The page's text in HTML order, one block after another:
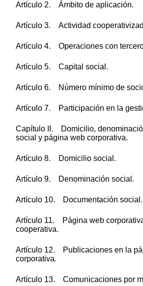
Artículo 2. Ámbito de aplicación.
Artículo 3. Actividad
Artículo 4. Operaciones con
Artículo 5. Capital social.
Artículo 6. Número mínimo de
Artículo 7. Participación en la
Capítulo II. Domicilio,
social y página web corporativa.
Artículo 8. Domicilio social.
Artículo 9. Denominación social.
Artículo 10. Documentación social.
Artículo 11. Página web
cooperativa.
Artículo 12. Publicaciones en la
corporativa.
Artículo 13. Comunicaciones por